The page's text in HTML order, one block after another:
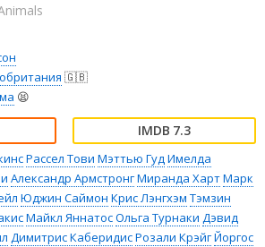
🇬🇧
😫
7.3
Рассел Тови Мэттью ГудИмелда
Александр АрмстронгМиранда ХартМарк
Юджин Саймон Крис Лэнгхэм Тэмзин
Майкл ЯннатосОльга Турнаки Дэвид
Димитрис КаберидисРозали КрэйгЙоргос